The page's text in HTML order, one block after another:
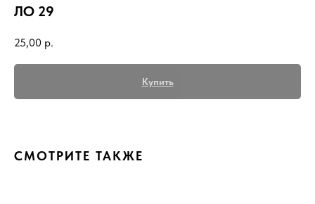
ЛО 29
25,00 р.
Купить
СМОТРИТЕ ТАКЖЕ